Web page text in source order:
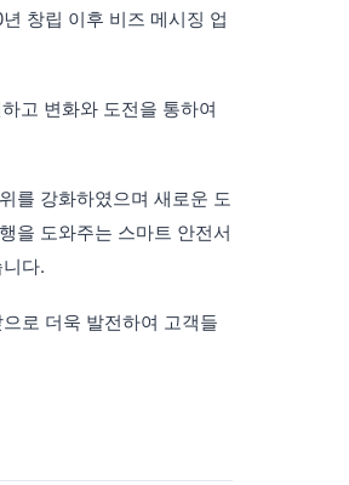
창립 이후 비즈 메시징 업
고 변화와 도전을 통하여
를 강화하였으며 새로운 도
을 도와주는 스마트 안전서
다.
로 더욱 발전하여 고객들